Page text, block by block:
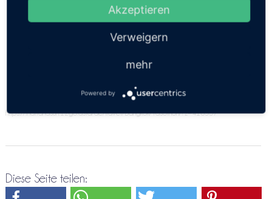
angeben. Bitte versuche es doch nochmals über die
https://thailandsun.12go.asia/de/travel/Bangkok/Yasothon/?z=416557
Diese Seite teilen:
Akzeptieren
Verweigern
mehr
Powered by